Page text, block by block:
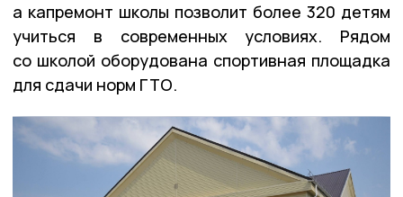
а капремонт школы позволит более 320 детям
учиться в современных условиях. Рядом
со школой оборудована спортивная площадка
для сдачи норм ГТО.